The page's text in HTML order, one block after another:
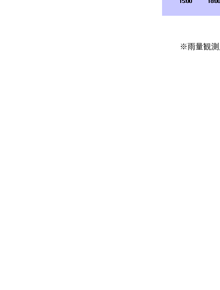
※雨量観測